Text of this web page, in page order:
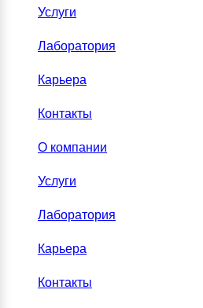
Услуги
Лаборатория
Карьера
Контакты
О компании
Услуги
Лаборатория
Карьера
Контакты